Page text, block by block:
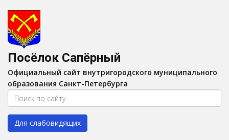
Изображения:
Цвет:A A
Посёлок Сапёрный
Официальный сайт внутригородского муниципального
образования Санкт-Петербурга
Для слабовидящих